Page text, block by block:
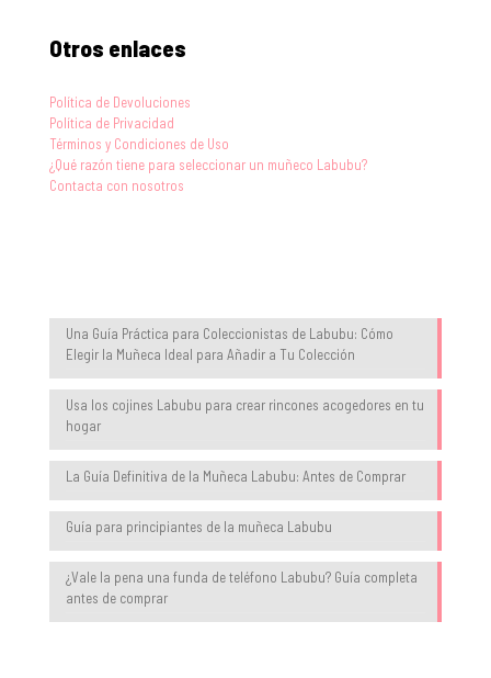
Otros enlaces
Política de Devoluciones
Política de Privacidad
Términos y Condiciones de Uso
¿Qué razón tiene para seleccionar un muñeco Labubu?
Contacta con nosotros
Una Guía Práctica para Coleccionistas de Labubu: Cómo
Elegir la Muñeca Ideal para Añadir a Tu Colección
Usa los cojines Labubu para crear rincones acogedores en tu
hogar
La Guía Definitiva de la Muñeca Labubu: Antes de Comprar
Guía para principiantes de la muñeca Labubu
¿Vale la pena una funda de teléfono Labubu? Guía completa
antes de comprar